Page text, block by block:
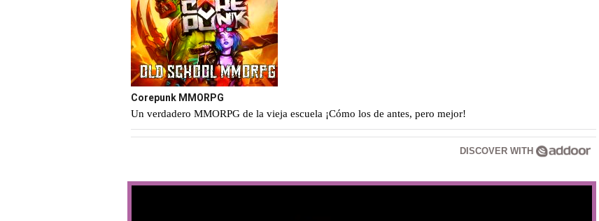
Corepunk MMORPG
Un verdadero MMORPG de la vieja escuela ¡Cómo los de antes, pero mejor!
DISCOVER WITH